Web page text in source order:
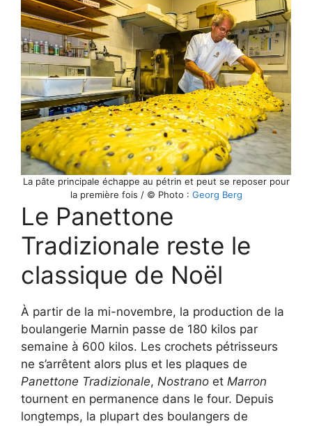
La pâte principale échappe au pétrin et peut se reposer pour
la première fois / © Photo : Georg Berg
Le Panettone
Tradizionale reste le
classique de Noël
À partir de la mi-novembre, la production de la
boulangerie Marnin passe de 180 kilos par
semaine à 600 kilos. Les crochets pétrisseurs
ne s’arrêtent alors plus et les plaques de
Panettone Tradizionale, Nostrano et Marron
tournent en permanence dans le four. Depuis
longtemps, la plupart des boulangers de